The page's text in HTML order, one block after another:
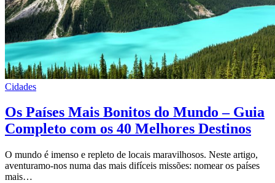
Cidades
Os Países Mais Bonitos do Mundo – Guia
Completo com os 40 Melhores Destinos
O mundo é imenso e repleto de locais maravilhosos. Neste artigo,
aventuramo-nos numa das mais difíceis missões: nomear os países
mais…